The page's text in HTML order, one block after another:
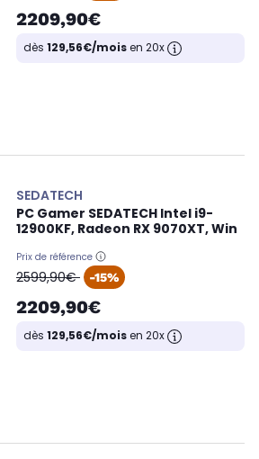
2209,90€
dès 129,56€/moisen 20x
SEDATECH
PC Gamer SEDATECH Intel i9-
12900KF, Radeon RX 9070XT, Win
Prix de référence
oldPrice
2599,90€ -15%
2209,90€
dès 129,56€/moisen 20x